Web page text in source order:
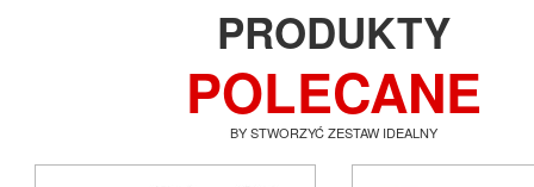
PRODUKTY
POLECANE
BY STWORZYĆ ZESTAW IDEALNY